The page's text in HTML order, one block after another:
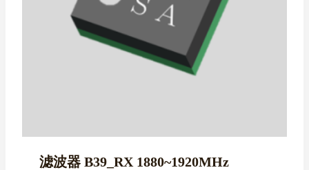
滤波器 B39_RX 1880~1920MHz